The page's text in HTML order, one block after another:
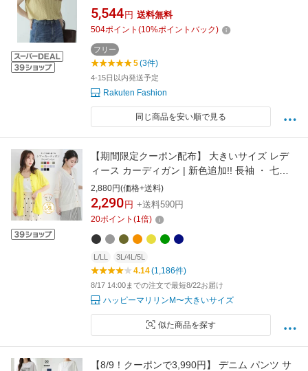
レーベル トップス シャツ・ブラウス ブラック
ブルー ホワイト グリーン【送料無料】
5,544 円 送料無料
504ポイント (10%ポイントバック)
フリー
5(3件)
4-15日以内発送予定
Rakuten Fashion
同じ商品を安い順で見る
【期間限定クーポン配布】 大きいサイズ レデ
ィース カーディガン | 新色追加!! 長袖 ・ 七分
袖 ・ 半袖 シンプル カーディガン _ カーデガン
羽織り アウター LL 3L 4L 5L 夏 夏物 夏服 夏用
ゆったり お腹 胸周り
60]
2,880円(価格+送料)
2,290 円 +送料590円
20ポイント (1倍)
L/LL 3L/4L/5L
4.14(1,186件)
8/17 14:00までの注文で最短8/22お届け
ハッピーマリリンM〜大きいサイズ
似た商品を探す
【8/9！クーポンで3,990円】 デニム パンツ サ